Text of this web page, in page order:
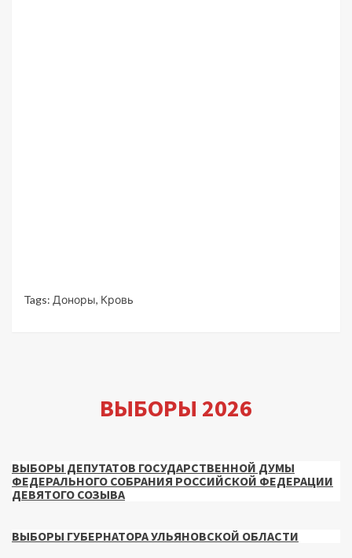
Tags: Доноры, Кровь
ВЫБОРЫ 2026
ВЫБОРЫ ДЕПУТАТОВ ГОСУДАРСТВЕННОЙ ДУМЫ
ФЕДЕРАЛЬНОГО СОБРАНИЯ РОССИЙСКОЙ ФЕДЕРАЦИИ
ДЕВЯТОГО СОЗЫВА
ВЫБОРЫ ГУБЕРНАТОРА УЛЬЯНОВСКОЙ ОБЛАСТИ